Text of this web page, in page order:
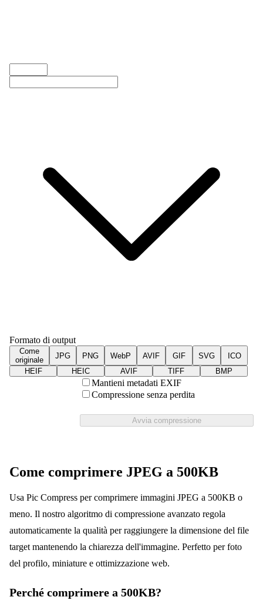
Formato di output
Come
originale
JPG PNG WebP AVIF GIF SVG
ICO
HEIF
HEIC AVIF TIFF BMP
Mantieni metadati EXIF
Compressione senza perdita
Avvia compressione
Come comprimere JPEG a 500KB
Usa Pic Compress per comprimere immagini JPEG a 500KB o
meno. Il nostro algoritmo di compressione avanzato regola
automaticamente la qualità per raggiungere la dimensione del file
target mantenendo la chiarezza dell'immagine. Perfetto per foto
del profilo, miniature e ottimizzazione web.
Perché comprimere a 500KB?